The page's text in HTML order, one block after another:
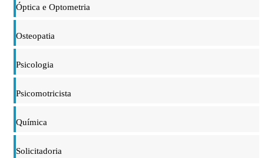
Óptica e Optometria
Osteopatia
Psicologia
Psicomotricista
Química
Solicitadoria